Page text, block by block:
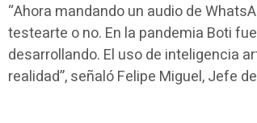
“Ahora mandando un audio de
testearte o no. En la pandemia Boti
desarrollando. El uso de inteligencia
realidad”, señaló Felipe Miguel, Jefe